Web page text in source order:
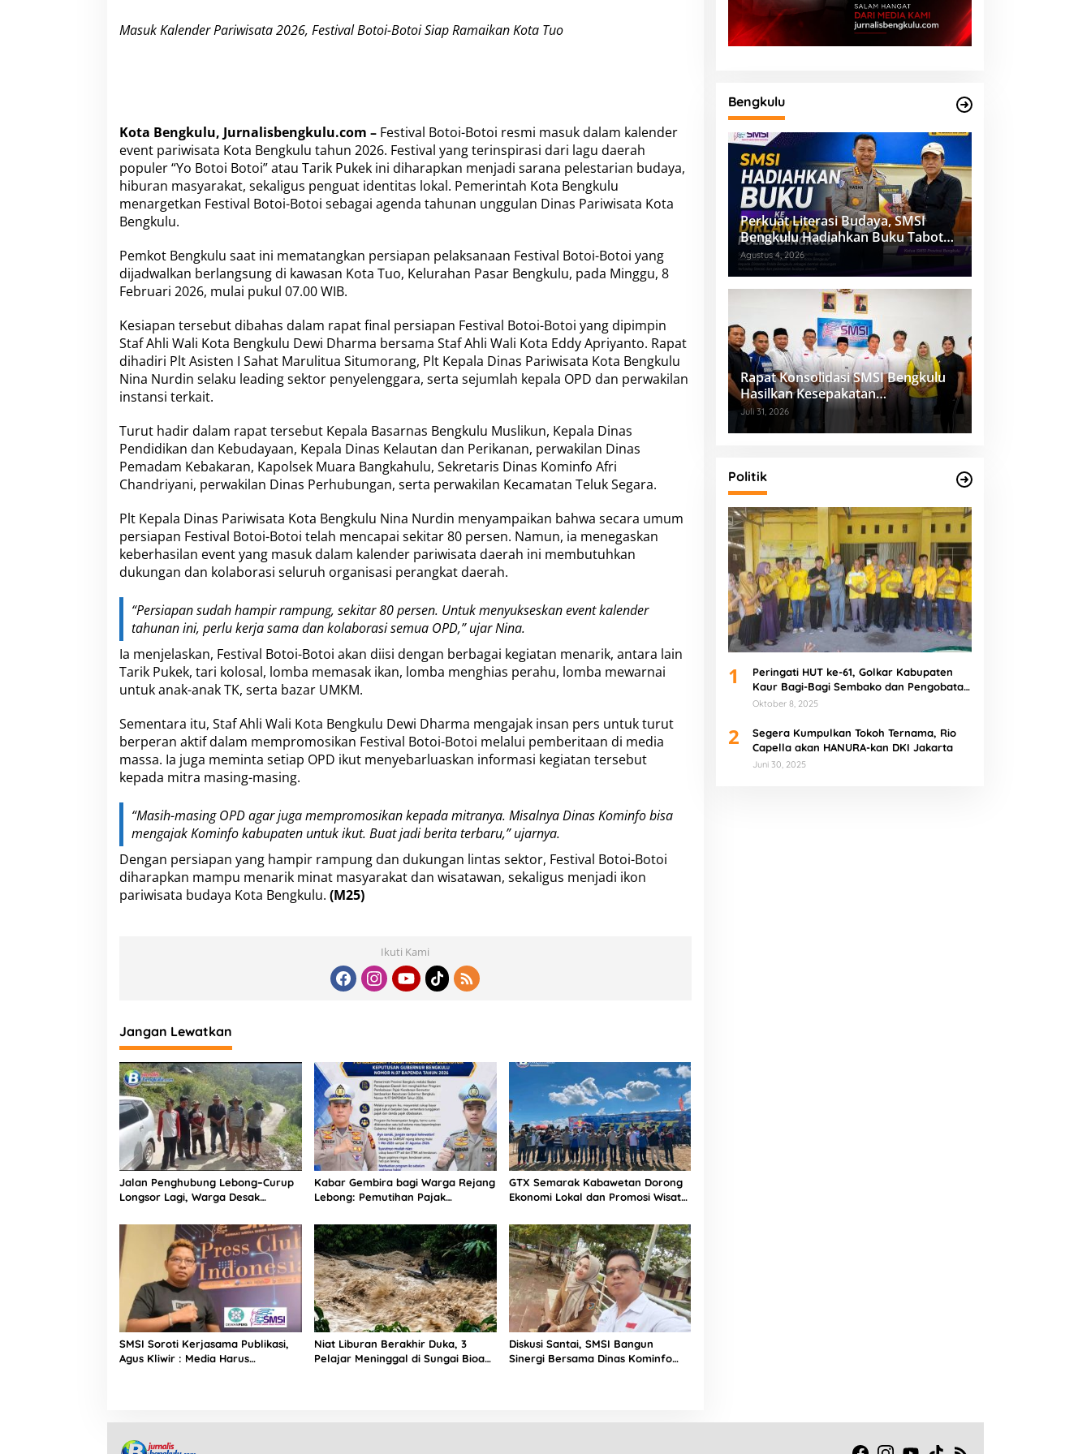
v
a
-
B
o
t
o
i
a
p
a
i
k
a
n
t
a
T
u
o
Masuk Kalender Pariwisata 2026, Festival Botoi-Botoi Siap Ramaikan Kota Tuo
Kota Bengkulu, Jurnalisbengkulu.com – Festival Botoi-Botoi resmi masuk dalam kalender
event pariwisata Kota Bengkulu tahun 2026. Festival yang terinspirasi dari lagu daerah
populer “Yo Botoi Botoi” atau Tarik Pukek ini diharapkan menjadi sarana pelestarian budaya,
hiburan masyarakat, sekaligus penguat identitas lokal. Pemerintah Kota Bengkulu
menargetkan Festival Botoi-Botoi sebagai agenda tahunan unggulan Dinas Pariwisata Kota
Bengkulu.
Pemkot Bengkulu saat ini mematangkan persiapan pelaksanaan Festival Botoi-Botoi yang
dijadwalkan berlangsung di kawasan Kota Tuo, Kelurahan Pasar Bengkulu, pada Minggu, 8
Februari 2026, mulai pukul 07.00 WIB.
Kesiapan tersebut dibahas dalam rapat final persiapan Festival Botoi-Botoi yang dipimpin
Staf Ahli Wali Kota Bengkulu Dewi Dharma bersama Staf Ahli Wali Kota Eddy Apriyanto. Rapat
dihadiri Plt Asisten I Sahat Marulitua Situmorang, Plt Kepala Dinas Pariwisata Kota Bengkulu
Nina Nurdin selaku leading sektor penyelenggara, serta sejumlah kepala OPD dan perwakilan
instansi terkait.
Turut hadir dalam rapat tersebut Kepala Basarnas Bengkulu Muslikun, Kepala Dinas
Pendidikan dan Kebudayaan, Kepala Dinas Kelautan dan Perikanan, perwakilan Dinas
Pemadam Kebakaran, Kapolsek Muara Bangkahulu, Sekretaris Dinas Kominfo Afri
Chandriyani, perwakilan Dinas Perhubungan, serta perwakilan Kecamatan Teluk Segara.
Plt Kepala Dinas Pariwisata Kota Bengkulu Nina Nurdin menyampaikan bahwa secara umum
persiapan Festival Botoi-Botoi telah mencapai sekitar 80 persen. Namun, ia menegaskan
keberhasilan event yang masuk dalam kalender pariwisata daerah ini membutuhkan
dukungan dan kolaborasi seluruh organisasi perangkat daerah.
“Persiapan sudah hampir rampung, sekitar 80 persen. Untuk menyukseskan event kalender
tahunan ini, perlu kerja sama dan kolaborasi semua OPD,” ujar Nina.
Ia menjelaskan, Festival Botoi-Botoi akan diisi dengan berbagai kegiatan menarik, antara lain
Tarik Pukek, tari kolosal, lomba memasak ikan, lomba menghias perahu, lomba mewarnai
untuk anak-anak TK, serta bazar UMKM.
Sementara itu, Staf Ahli Wali Kota Bengkulu Dewi Dharma mengajak insan pers untuk turut
berperan aktif dalam mempromosikan Festival Botoi-Botoi melalui pemberitaan di media
massa. Ia juga meminta setiap OPD ikut menyebarluaskan informasi kegiatan tersebut
kepada mitra masing-masing.
“Masih-masing OPD agar juga mempromosikan kepada mitranya. Misalnya Dinas Kominfo bisa
mengajak Kominfo kabupaten untuk ikut. Buat jadi berita terbaru,” ujarnya.
Dengan persiapan yang hampir rampung dan dukungan lintas sektor, Festival Botoi-Botoi
diharapkan mampu menarik minat masyarakat dan wisatawan, sekaligus menjadi ikon
pariwisata budaya Kota Bengkulu. (M25)
Ikuti Kami
Jangan Lewatkan
Jalan Penghubung Lebong–Curup
Longsor Lagi, Warga Desak
Kabar Gembira bagi Warga Rejang
Lebong: Pemutihan Pajak
2026
GTX Semarak Kabawetan Dorong
Ekonomi Lokal dan Promosi Wisata
SMSI Soroti Kerjasama Publikasi,
Agus Kliwir : Media Harus
Niat Liburan Berakhir Duka, 3
Pelajar Meninggal di Sungai Bioa
Diskusi Santai, SMSI Bangun
Sinergi Bersama Dinas Kominfo
Bengkulu
Perkuat Literasi Budaya, SMSI
Bengkulu Hadiahkan Buku Tabot
untuk Dirlantas Polda
Agustus 4, 2026
Rapat Konsolidasi SMSI Bengkulu
Hasilkan Kesepakatan
Pembentukan Pokja Newsroom
Kolaboratif
Juli 31, 2026
Politik
1
Peringati HUT ke-61, Golkar Kabupaten
Kaur Bagi-Bagi Sembako dan Pengobatan
Gratis
Oktober 8, 2025
2
Segera Kumpulkan Tokoh Ternama, Rio
Capella akan HANURA-kan DKI Jakarta
Juni 30, 2025